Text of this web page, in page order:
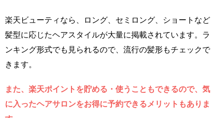
楽天ビューティなら、ロング、セミロング、ショートなど
髪型に応じたヘアスタイルが大量に掲載されています。ラ
ンキング形式でも見られるので、流行の髪形もチェックで
きます。
また、楽天ポイントを貯める・使うこともできるので、気
に入ったヘアサロンをお得に予約できるメリットもありま